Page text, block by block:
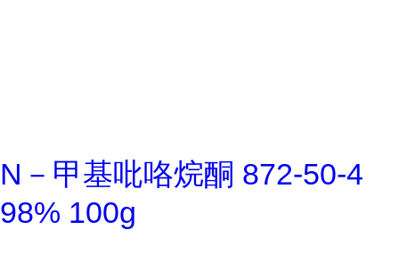
N－甲基吡咯烷酮 872-50-4
98% 100g